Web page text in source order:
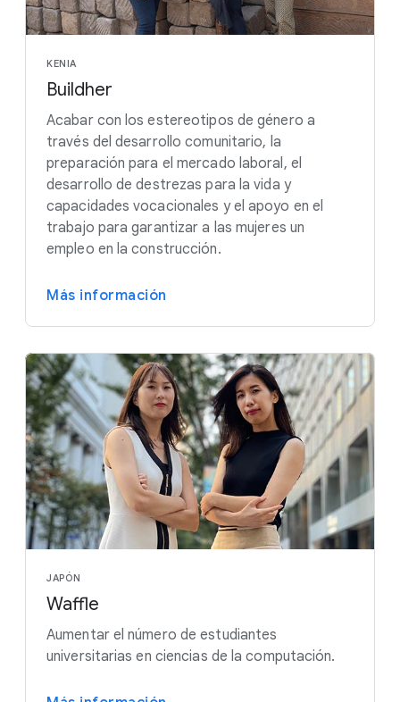
KENIA
Buildher
Acabar con los estereotipos de género a
través del desarrollo comunitario, la
preparación para el mercado laboral, el
desarrollo de destrezas para la vida y
capacidades vocacionales y el apoyo en el
trabajo para garantizar a las mujeres un
empleo en la construcción.
Más información
JAPÓN
Waffle
Aumentar el número de estudiantes
universitarias en ciencias de la computación.